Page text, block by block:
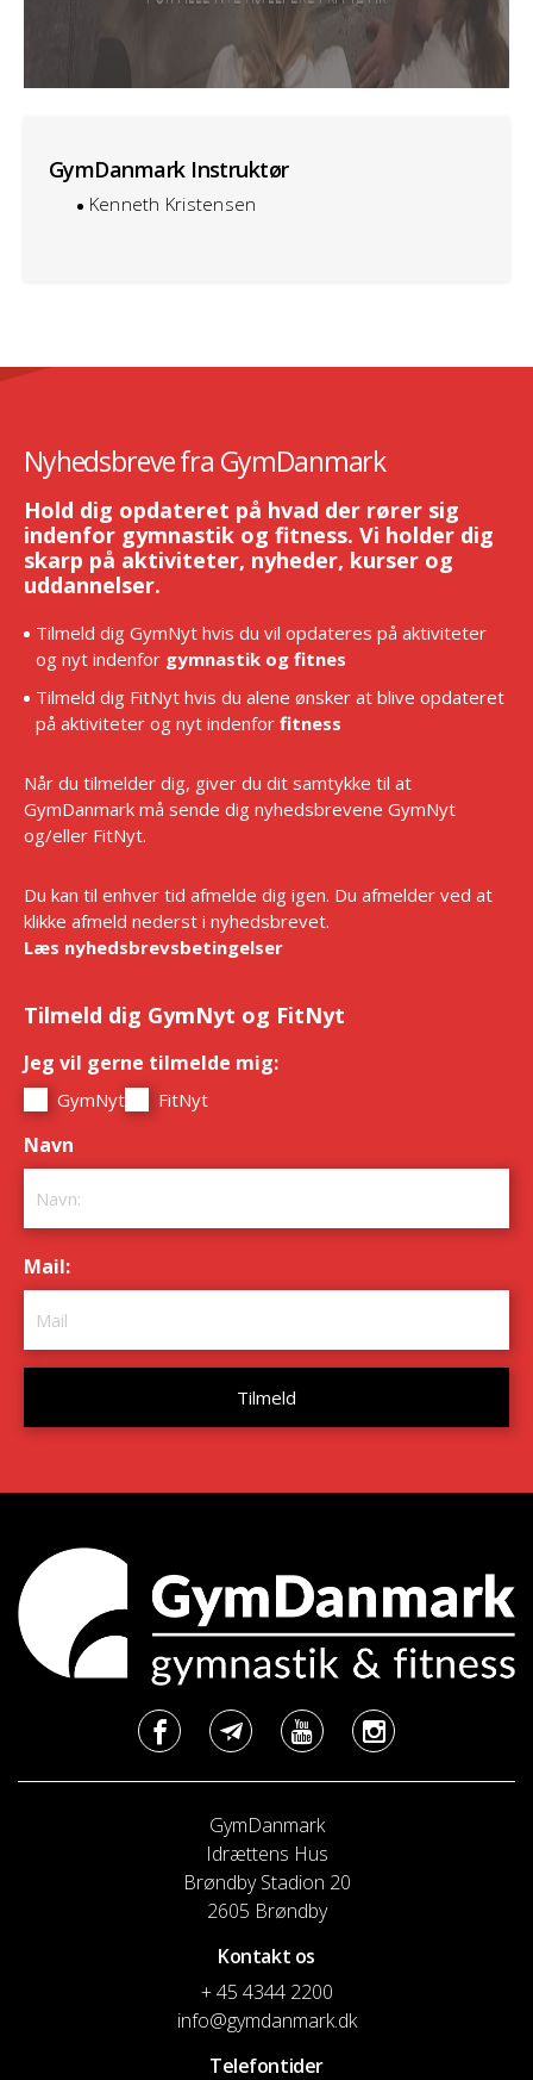
GymDanmark Instruktør
Kenneth Kristensen
Nyhedsbreve fra GymDanmark
Hold dig opdateret på hvad der rører sig
indenfor gymnastik og fitness. Vi holder dig
skarp på aktiviteter, nyheder, kurser og
uddannelser.
Tilmeld dig GymNyt hvis du vil opdateres på aktiviteter
og nyt indenfor gymnastik og fitnes
Tilmeld dig FitNyt hvis du alene ønsker at blive opdateret
på aktiviteter og nyt indenfor fitness
Når du tilmelder dig, giver du dit samtykke til at
GymDanmark må sende dig nyhedsbrevene GymNyt
og/eller FitNyt.
Du kan til enhver tid afmelde dig igen. Du afmelder ved at
klikke afmeld nederst i nyhedsbrevet.
Læs nyhedsbrevsbetingelser
Tilmeld dig GymNyt og FitNyt
Jeg vil gerne tilmelde mig:
GymNyt FitNyt
Navn
Mail:
GymDanmark
Idrættens Hus
Brøndby Stadion 20
2605 Brøndby
Kontakt os
+ 45 4344 2200
info@gymdanmark.dk
Telefontider